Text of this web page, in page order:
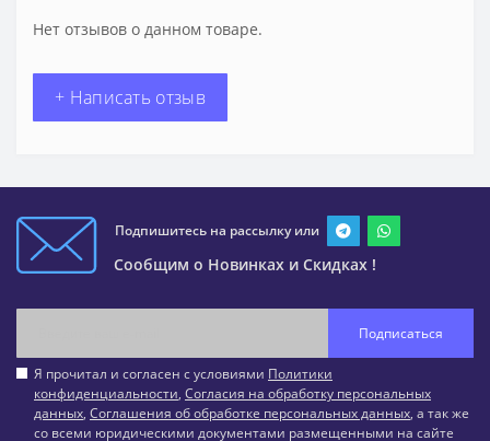
Нет отзывов о данном товаре.
+ Написать отзыв
Подпишитесь на рассылку или
Сообщим о Новинках и Скидках !
Подписаться
Я прочитал и согласен с условиями Политики
конфиденциальности, Согласия на обработку персональных
данных, Соглашения об обработке персональных данных, а так же
со всеми юридическими документами размещенными на сайте